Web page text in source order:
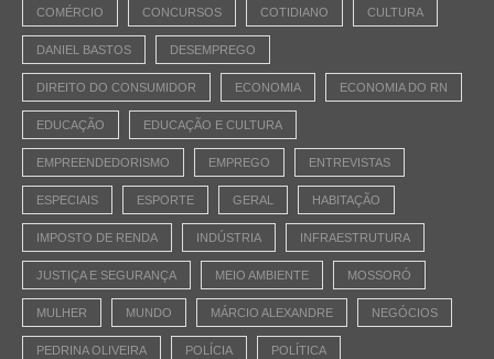
COMÉRCIO CONCURSOS COTIDIANO CULTURA
DANIEL BASTOS DESEMPREGO
DIREITO DO CONSUMIDOR ECONOMIA ECONOMIA DO RN
EDUCAÇÃO EDUCAÇÃO E CULTURA
EMPREENDEDORISMO EMPREGO ENTREVISTAS
ESPECIAIS ESPORTE GERAL HABITAÇÃO
IMPOSTO DE RENDA INDÚSTRIA INFRAESTRUTURA
JUSTIÇA E SEGURANÇA MEIO AMBIENTE MOSSORÓ
MULHER MUNDO MÁRCIO ALEXANDRE NEGÓCIOS
PEDRINA OLIVEIRA POLÍCIA POLÍTICA